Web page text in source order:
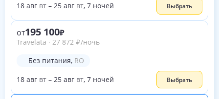
18 авг вт – 25 авг вт, 7 ночей Выбрать
от195 100
Travelata · 27 872 ₽/ночь
Без питания, RO
18 авг вт – 25 авг вт, 7 ночей Выбрать